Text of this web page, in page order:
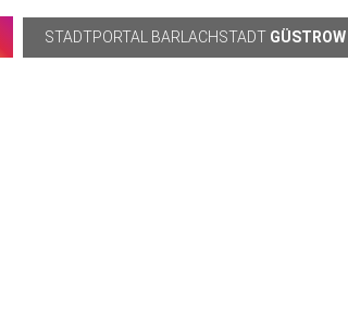
STADTPORTAL BARLACHSTADT GÜSTROW